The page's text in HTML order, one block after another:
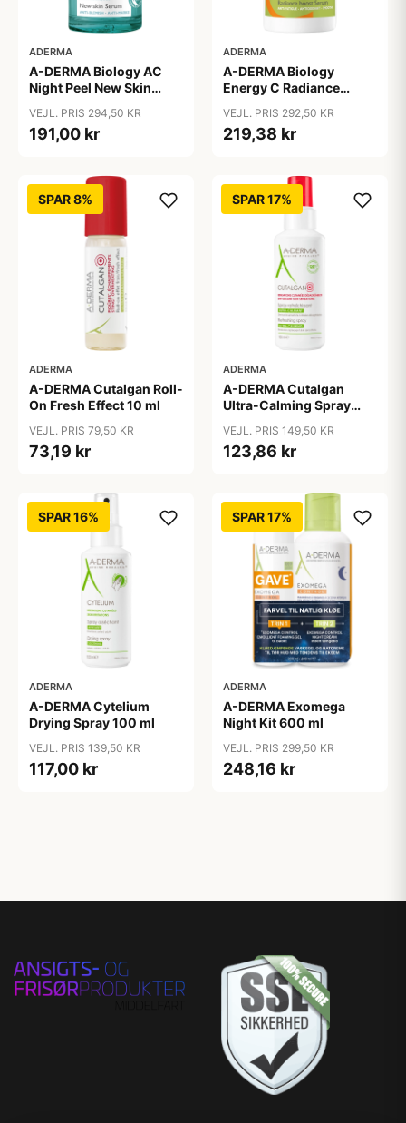
ADERMA
A-DERMA Biology AC
Night Peel New Skin
VEJL. PRIS 294,50 KR
191,00 kr
ADERMA
A-DERMA Biology
Energy C Radiance
VEJL. PRIS 292,50 KR
219,38 kr
SPAR 8%
ADERMA
A-DERMA Cutalgan Roll-
On Fresh Effect 10 ml
VEJL. PRIS 79,50 KR
73,19 kr
SPAR 17%
ADERMA
A-DERMA Cutalgan
Ultra-Calming Spray
VEJL. PRIS 149,50 KR
123,86 kr
SPAR 16%
ADERMA
A-DERMA Cytelium
Drying Spray 100 ml
VEJL. PRIS 139,50 KR
117,00 kr
SPAR 17%
ADERMA
A-DERMA Exomega
Night Kit 600 ml
VEJL. PRIS 299,50 KR
248,16 kr